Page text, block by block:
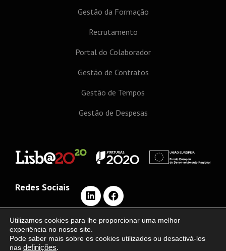
Gestão da Formação
Recrutamento
Portal do Colaborador
Gestão de Contratos
Gestão de Tempos
Gestão de Despesas
Redes Sociais
©2020 Escrita Digital, LDA | Desenvolvido porEDC
Utilizamos cookies para lhe proporcionar uma melhor
experiência no nosso site.
Pode saber mais sobre os cookies utilizados ou desactivá-los
nas definições.